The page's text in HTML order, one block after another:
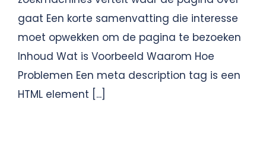
gaat Een korte samenvatting die interesse
moet opwekken om de pagina te bezoeken
Inhoud Wat is Voorbeeld Waarom Hoe
Problemen Een meta description tag is een
HTML element [...]